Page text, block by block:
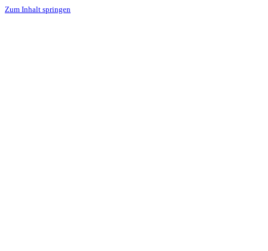
Zum Inhalt springen